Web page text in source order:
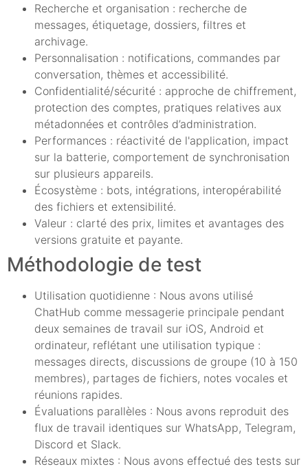
Recherche et organisation : recherche de
messages, étiquetage, dossiers, filtres et
archivage.
Personnalisation : notifications, commandes par
conversation, thèmes et accessibilité.
Confidentialité/sécurité : approche de chiffrement,
protection des comptes, pratiques relatives aux
métadonnées et contrôles d’administration.
Performances : réactivité de l'application, impact
sur la batterie, comportement de synchronisation
sur plusieurs appareils.
Écosystème : bots, intégrations, interopérabilité
des fichiers et extensibilité.
Valeur : clarté des prix, limites et avantages des
versions gratuite et payante.
Méthodologie de test
Utilisation quotidienne : Nous avons utilisé
ChatHub comme messagerie principale pendant
deux semaines de travail sur iOS, Android et
ordinateur, reflétant une utilisation typique :
messages directs, discussions de groupe (10 à 150
membres), partages de fichiers, notes vocales et
réunions rapides.
Évaluations parallèles : Nous avons reproduit des
flux de travail identiques sur WhatsApp, Telegram,
Discord et Slack.
Réseaux mixtes : Nous avons effectué des tests sur